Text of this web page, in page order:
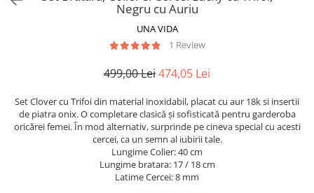
Negru cu Auriu
UNA VIDA
1 Review
499,00 Lei474,05 Lei
Set Clover cu Trifoi din material inoxidabil, placat cu aur 18k si insertii
de piatra onix. O completare clasică și sofisticată pentru garderoba
oricărei femei. În mod alternativ, surprinde pe cineva special cu acesti
cercei, ca un semn al iubirii tale.
Lungime Colier: 40 cm
Lungime bratara: 17 / 18 cm
Latime Cercei: 8 mm